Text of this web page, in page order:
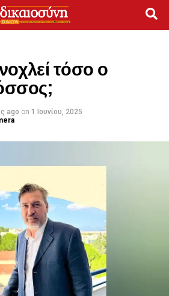
τόσο ο
ago on 1 Ιουνίου, 2025